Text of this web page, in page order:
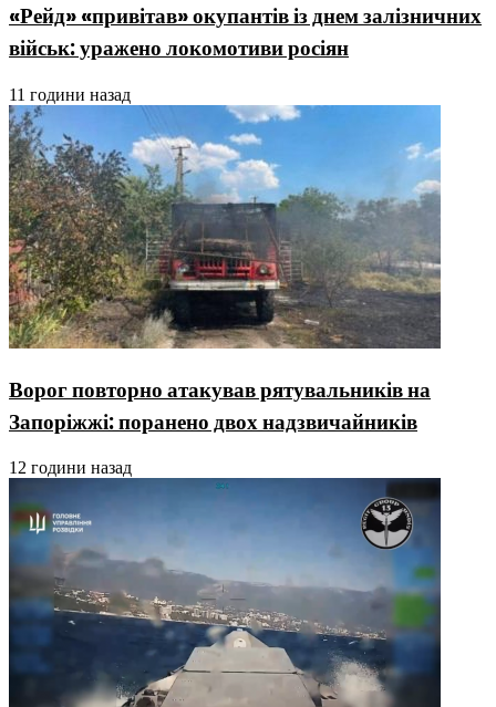
«Рейд» «привітав» окупантів із днем залізничних
військ: уражено локомотиви росіян
11 години назад
Ворог повторно атакував рятувальників на
Запоріжжі: поранено двох надзвичайників
12 години назад